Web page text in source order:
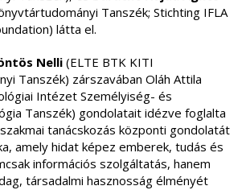
Tanszék; Stichting IFLA
látta el.
Nelli (ELTE BTK KITI
Tanszék) zárszavában Oláh Attila
Intézet Személyiség- és
Tanszék) gondolatait idézve foglalta
tanácskozás központi gondolatát
amely hidat képez emberek, tudás és
információs szolgáltatás, hanem
társadalmi hasznosság élményét